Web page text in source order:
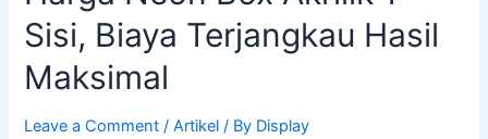
Sisi, Biaya Terjangkau Hasil
Maksimal
Leave a Comment /Artikel / By Display